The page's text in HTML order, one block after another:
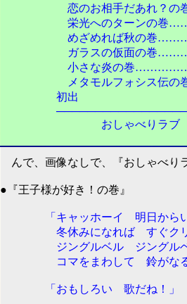
恋のお相手だあれ？の
栄光へのターンの巻
めざめれば秋の巻
ガラスの仮面の巻
小さな炎の巻
メタモルフォシス伝の
初出
おしゃべりラブ 「プリン
んで、画像なしで、『おしゃべり
●『王子様が好き！の巻』
「キャッホーイ 明日からい
冬休みになれば すぐクリ
ジングルベル ジングルベ
コマをまわして 鈴がなる
「おもしろい 歌だね！」